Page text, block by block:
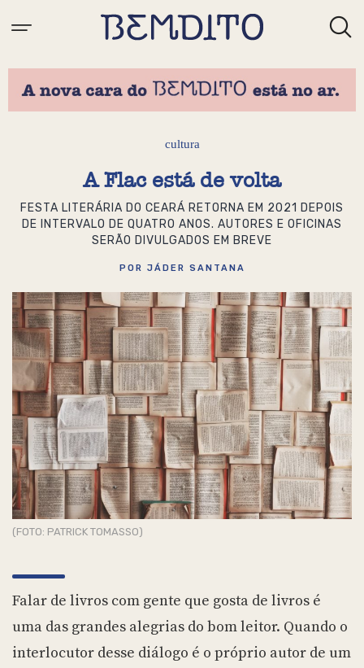
cultura
A Flac está de volta
FESTA LITERÁRIA DO CEARÁ RETORNA EM 2021 DEPOIS
DE INTERVALO DE QUATRO ANOS. AUTORES E OFICINAS
SERÃO DIVULGADOS EM BREVE
POR JÁDER SANTANA
(FOTO: PATRICK TOMASSO)
Falar de livros com gente que gosta de livros é
uma das grandes alegrias do bom leitor. Quando o
interlocutor desse diálogo é o próprio autor de um